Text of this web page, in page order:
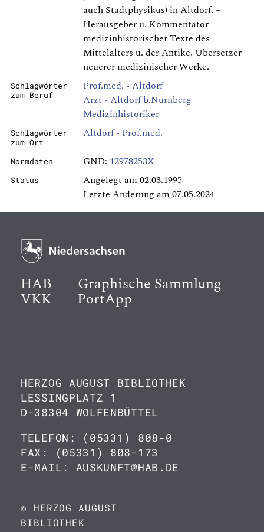
auch Stadtphysikus) in Altdorf. –
Herausgeber u. Kommentator
medizinhistorischer Texte des
Mittelalters u. der Antike, Übersetzer
neuerer medizinischer Werke.
Schlagwörter
zum Beruf
Prof.med. - Altdorf
Arzt - Altdorf b.Nürnberg
Medizinhistoriker
Schlagwörter
zum Ort
Altdorf - Prof.med.
Normdaten GND: 12978253X
Status
Angelegt am 02.03.1995
Letzte Änderung am 07.05.2024
HAB Graphische Sammlung
VKK PortApp
HERZOG AUGUST BIBLIOTHEK
LESSINGPLATZ 1
D-38304 WOLFENBÜTTEL
TELEFON: (05331) 808-0
FAX: (05331) 808-173
E-MAIL: AUSKUNFT@HAB.DE
© HERZOG AUGUST
BIBLIOTHEK